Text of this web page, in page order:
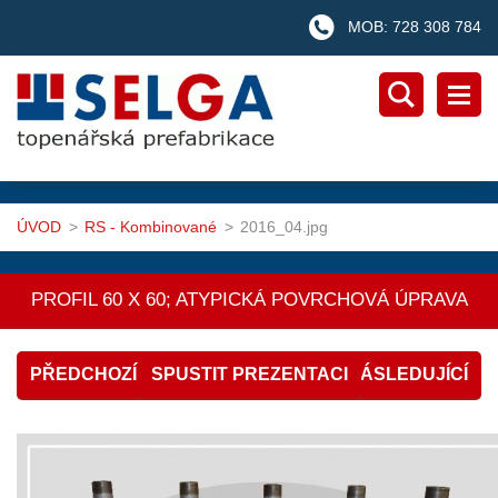
MOB: 728 308 784
ÚVOD > RS - Kombinované > 2016_04.jpg
PROFIL 60 X 60; ATYPICKÁ POVRCHOVÁ ÚPRAVA
PŘEDCHOZÍ SPUSTIT PREZENTACI NÁSLEDUJÍCÍ